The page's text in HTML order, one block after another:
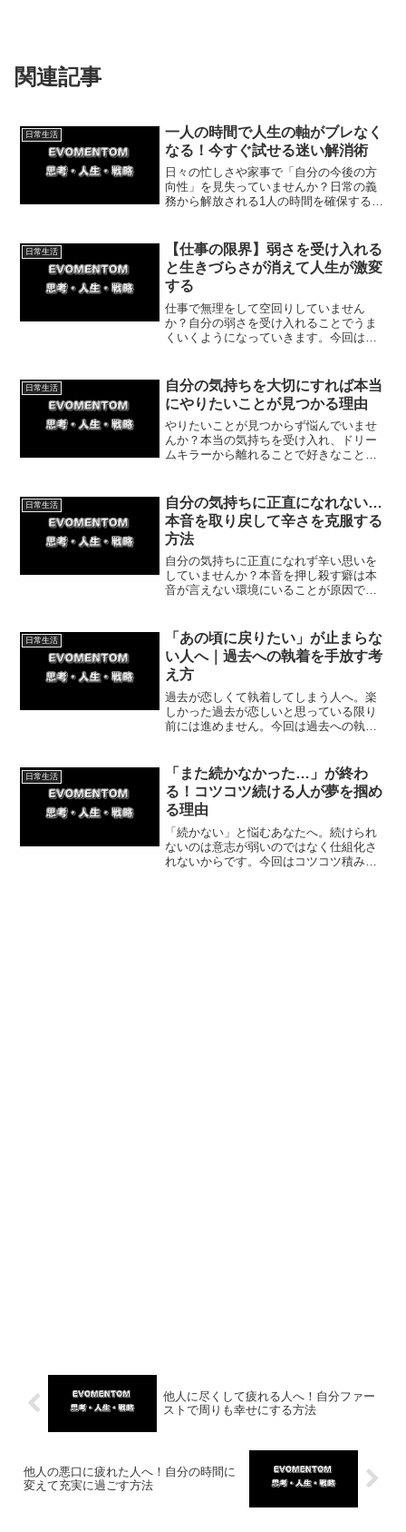
関連記事
日常生活
一人の時間で人生の軸がブレなく
なる！今すぐ試せる迷い解消術
日々の忙しさや家事で「自分の今後の方
向性」を見失っていませんか？日常の義
務から解放される1人の時間を確保する
分の軸を取り戻す具体的なステップと体
験談をご紹介します。
日常生活
【仕事の限界】弱さを受け入れる
と生きづらさが消えて人生が激変
する
仕事で無理をして空回りしていません
か？自分の弱さを受け入れることでうま
くいくようになっていきます。今回は無
きます。自分らしい有意義な人生を取り
戻しましょう。
日常生活
自分の気持ちを大切にすれば本当
にやりたいことが見つかる理由
やりたいことが見つからず悩んでいませ
んか？本当の気持ちを受け入れ、ドリー
ムキラーから離れることで好きなことが
る日々を取り戻しましょう。
日常生活
自分の気持ちに正直になれない…
本音を取り戻して辛さを克服する
方法
自分の気持ちに正直になれず辛い思いを
していませんか？本音を押し殺す癖は本
音が言えない環境にいることが原因で
す方法を紹介していきます。
日常生活
「あの頃に戻りたい」が止まらな
い人へ｜過去への執着を手放す考
え方
過去が恋しくて執着してしまう人へ。楽
しかった過去が恋しいと思っている限り
前には進めません。今回は過去への執着
かりやすく紹介していきます。
日常生活
「また続かなかった…」が終わ
る！コツコツ続ける人が夢を掴め
る理由
「続かない」と悩むあなたへ。続けられ
ないのは意志が弱いのではなく仕組化さ
れないからです。今回はコツコツ積み重
他人に尽くして疲れる人へ！自分ファー
ストで周りも幸せにする方法
他人の悪口に疲れた人へ！自分の時間に
変えて充実に過ごす方法